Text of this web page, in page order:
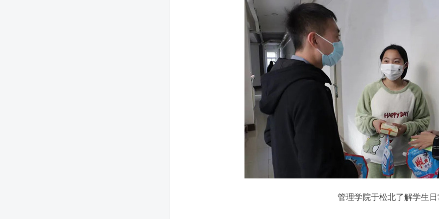
管理学院于松北了解学生